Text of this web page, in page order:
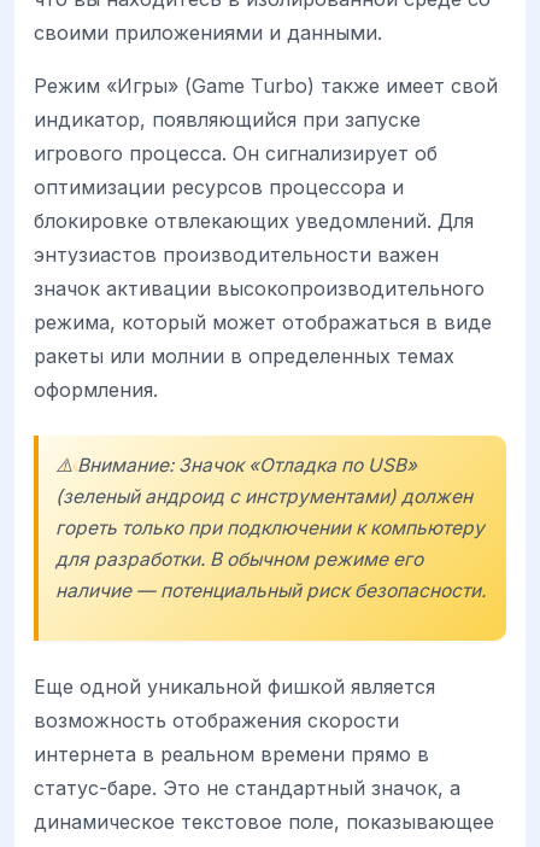
своими приложениями и данными.
Режим «Игры» (Game Turbo) также имеет свой
индикатор, появляющийся при запуске
игрового процесса. Он сигнализирует об
оптимизации ресурсов процессора и
блокировке отвлекающих уведомлений. Для
энтузиастов производительности важен
значок активации высокопроизводительного
режима, который может отображаться в виде
ракеты или молнии в определенных темах
оформления.
⚠️ Внимание: Значок «Отладка по USB»
(зеленый андроид с инструментами) должен
гореть только при подключении к компьютеру
для разработки. В обычном режиме его
наличие — потенциальный риск безопасности.
Еще одной уникальной фишкой является
возможность отображения скорости
интернета в реальном времени прямо в
статус-баре. Это не стандартный значок, а
динамическое текстовое поле, показывающее